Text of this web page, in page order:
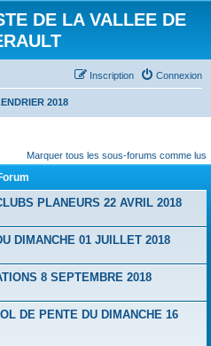
DE LA VALLEE DE
Connexion
Inscription
2018
Marquer tous les sous-forums comme lus
PLANEURS 22 AVRIL 2018
DIMANCHE 01 JUILLET 2018
8 SEPTEMBRE 2018
DE PENTE DU DIMANCHE 16